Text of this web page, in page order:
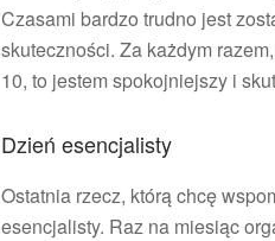
Czasami bardzo trudno jest
skuteczności. Za każdym
10, to jestem spokojniejszy i
Dzień esencjalisty
Ostatnia rzecz, którą chcę
esencjalisty. Raz na miesiąc